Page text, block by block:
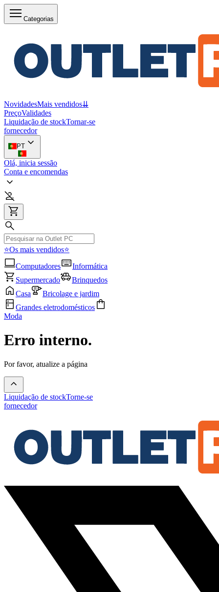
Categorias
NovidadesMais vendidos⇊
PreçoValidades
Liquidação de stockTornar-se
fornecedor
PT
Olá, inicia sessão
Conta e encomendas
⭐Os mais vendidos⭐
Computadores
Informática
Supermercado
Brinquedos
Casa
Bricolage e jardim
Grandes eletrodomésticos
Moda
Erro interno.
Por favor, atualize a página
Liquidação de stockTorne-se
fornecedor